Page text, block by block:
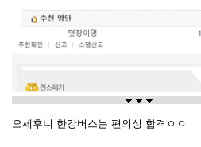
오세후니 한강버스는 편의성 합격ㅇㅇ